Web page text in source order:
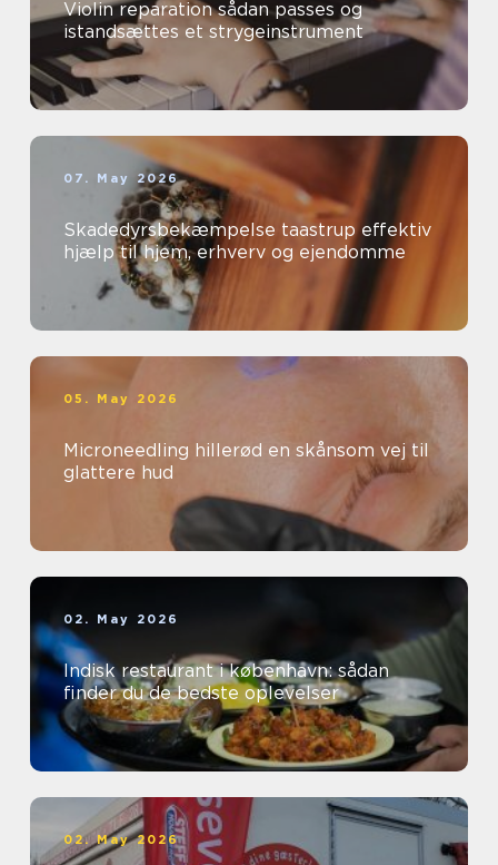
Violin reparation sådan passes og
istandsættes et strygeinstrument
07. May 2026
Skadedyrsbekæmpelse taastrup effektiv
hjælp til hjem, erhverv og ejendomme
05. May 2026
Microneedling hillerød en skånsom vej til
glattere hud
02. May 2026
Indisk restaurant i københavn: sådan
finder du de bedste oplevelser
02. May 2026